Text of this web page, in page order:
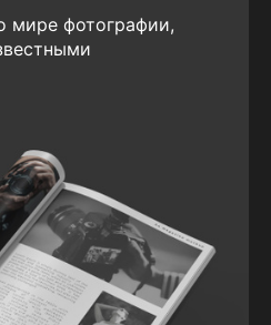
мире фотографии,